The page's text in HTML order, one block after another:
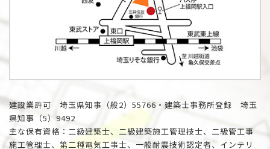
建設業許可 埼玉県知事（般2）55766・建築士事務所登録 埼玉
県知事（5）9492
主な保有資格：二級建築士、二級建築施工管理技士、二級管工事
施工管理士、第二種電気工事士、一般耐震技術認定者、インテリ